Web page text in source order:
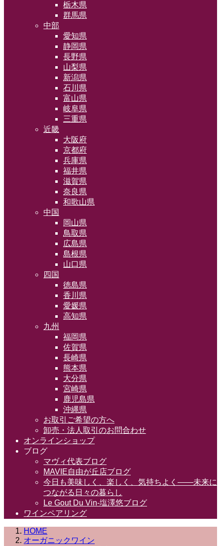
栃木県
群馬県
中部
愛知県
静岡県
長野県
山梨県
新潟県
石川県
富山県
岐阜県
三重県
近畿
大阪府
京都府
兵庫県
福井県
滋賀県
奈良県
和歌山県
中国
岡山県
鳥取県
広島県
島根県
山口県
四国
徳島県
香川県
愛媛県
高知県
九州
福岡県
佐賀県
長崎県
熊本県
大分県
宮崎県
鹿児島県
沖縄県
お取引ご希望の方へ
卸売・法人取引のお問合わせ
オンラインショップ
ブログ
マヴィ代表ブログ
MAVIE自由が丘店ブログ
今日も美味しく、楽しく、気持ちよく――未来に
つながる日々の暮らし
Le Gout Du Vin-塩澤悠ブログ
ワインペアリング
HOME
オーガニックワイン